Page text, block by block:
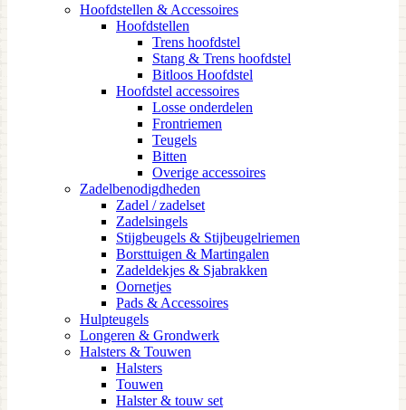
Hoofdstellen & Accessoires
Hoofdstellen
Trens hoofdstel
Stang & Trens hoofdstel
Bitloos Hoofdstel
Hoofdstel accessoires
Losse onderdelen
Frontriemen
Teugels
Bitten
Overige accessoires
Zadelbenodigdheden
Zadel / zadelset
Zadelsingels
Stijgbeugels & Stijbeugelriemen
Borsttuigen & Martingalen
Zadeldekjes & Sjabrakken
Oornetjes
Pads & Accessoires
Hulpteugels
Longeren & Grondwerk
Halsters & Touwen
Halsters
Touwen
Halster & touw set